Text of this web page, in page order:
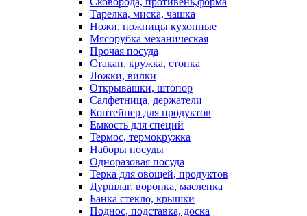
Тарелка, миска, чашка
Ножи, ножницы кухонные
Мясорубка механическая
Прочая посуда
Стакан, кружка, стопка
Ложки, вилки
Открывашки, штопор
Салфетница, держатели
Контейнер для продуктов
Емкость для специй
Термос, термокружка
Наборы посуды
Одноразовая посуда
Терка для овощей, продуктов
Дуршлаг, воронка, масленка
Банка стекло, крышки
Поднос, подставка, доска